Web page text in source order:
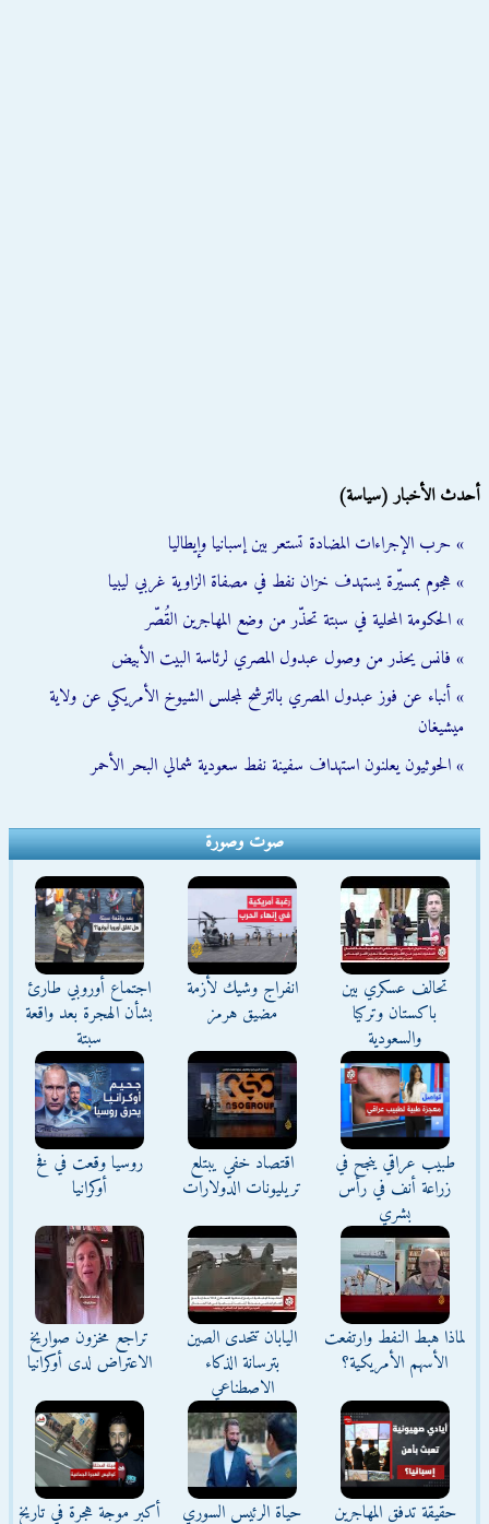
أحدث الأخبار (سياسة)
» حرب الإجراءات المضادة تستعر بين إسبانيا وإيطاليا
» هجوم بمسيّرة يستهدف خزان نفط في مصفاة الزاوية غربي ليبيا
» الحكومة المحلية في سبتة تحذّر من وضع المهاجرين القُصّر
» فانس يحذر من وصول عبدول المصري لرئاسة البيت الأبيض
» أنباء عن فوز عبدول المصري بالترشح لمجلس الشيوخ الأمريكي عن ولاية
ميشيغان
» الحوثيون يعلنون استهداف سفينة نفط سعودية شمالي البحر الأحمر
صوت وصورة
تحالف عسكري بين
باكستان وتركيا
والسعودية
انفراج وشيك لأزمة
مضيق هرمز
اجتماع أوروبي طارئ
بشأن الهجرة بعد واقعة
سبتة
طبيب عراقي ينجح في
زراعة أنف في رأس
بشري
اقتصاد خفي يبتلع
تريليونات الدولارات
روسيا وقعت في فخ
أوكرانيا
لماذا هبط النفط وارتفعت
الأسهم الأمريكية؟
اليابان تتحدى الصين
بترسانة الذكاء
الاصطناعي
تراجع مخزون صواريخ
الاعتراض لدى أوكرانيا
حقيقة تدفق المهاجرين
حياة الرئيس السوري
أكبر موجة هجرة في تاريخ